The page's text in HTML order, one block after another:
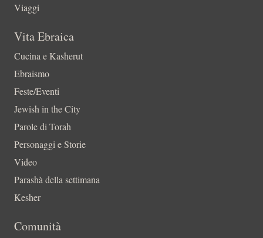
Viaggi
Vita Ebraica
Cucina e Kasherut
Ebraismo
Feste/Eventi
Jewish in the City
Parole di Torah
Personaggi e Storie
Video
Parashà della settimana
Kesher
Comunità